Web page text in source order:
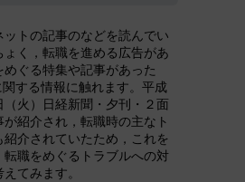
ットの記事のなどを読んでい
ょく，転職を進める広告があ
めぐる特集や記事があった
する情報に触れます。平成
（火）日経新聞・夕刊・２面
紹介され，転職時の主なト
紹介されていたため，これを
転職をめぐるトラブルへの対
てみます。